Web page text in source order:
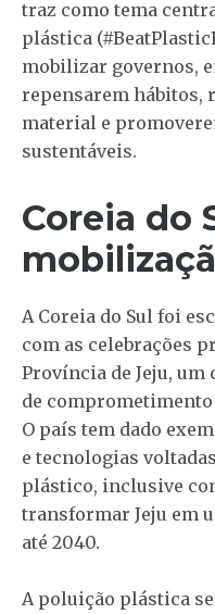
traz como tema
plástica
mobilizar governos,
repensarem hábitos,
material e
sustentáveis.
Coreia do
A Coreia do Sul foi
com as celebrações
Província de Jeju,
de
O país tem dado
e tecnologias
plástico, inclusive
transformar Jeju em
até 2040.
A poluição plástica